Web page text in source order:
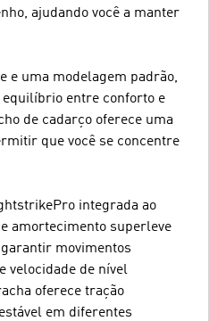
ajudando você a manter
e uma modelagem padrão,
entre conforto e
de cadarço oferece uma
que você se concentre
integrada ao
amortecimento superleve
movimentos
velocidade de nível
oferece tração
em diferentes